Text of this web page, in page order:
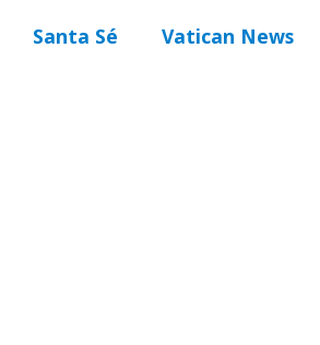
Santa Sé Vatican News